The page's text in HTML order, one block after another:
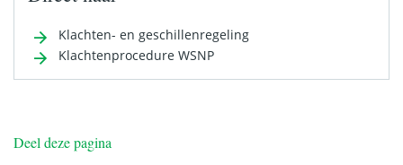
Klachten- en geschillenregeling
Klachtenprocedure WSNP
Deel deze pagina